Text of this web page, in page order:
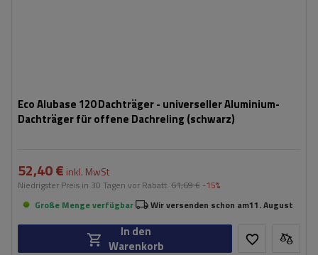
Eco Alubase 120 Dachträger - universeller Aluminium-
Dachträger für offene Dachreling (schwarz)
52,40 € inkl. MwSt
Niedrigster Preis in 30 Tagen vor Rabatt: 61,69 € -15%
Große Menge verfügbar
Wir versenden schon am11. August
In den
Warenkorb